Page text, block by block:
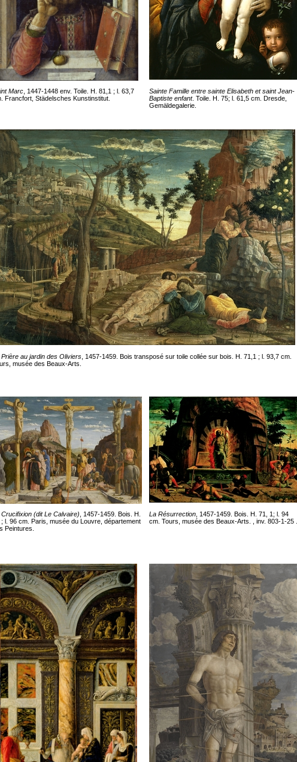
Marc , 1447-1448 env. Toile. H. 81,1 ; l. 63,7
Francfort, Städelsches Kunstinstitut.
Sainte Famille entre sainte Elisabeth et saint Jean-
Baptiste enfant. Toile. H. 75; l. 61,5 cm. Dresde,
Gemäldegalerie.
Prière au jardin des Oliviers , 1457-1459. Bois transposé sur toile collée sur bois. H. 71,1 ; l. 93,7 cm.
musée des Beaux-Arts.
Crucifixion (dit Le Calvaire) , 1457-1459. Bois. H.
; l. 96 cm. Paris, musée du Louvre, département
Peintures.
La Résurrection , 1457-1459. Bois. H. 71, 1; l. 94
cm. Tours, musée des Beaux-Arts. , inv. 803-1-25 .